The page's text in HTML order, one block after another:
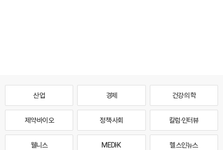
산업 경제 건강·의학
제약·바이오 정책·사회 칼럼·인터뷰
웰니스 MEDI·K 헬스인뉴스